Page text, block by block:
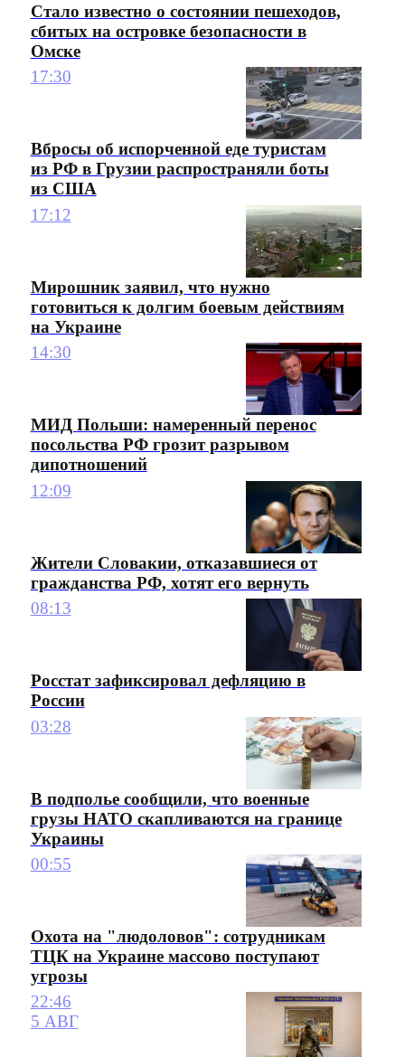
Стало известно о состоянии пешеходов,
сбитых на островке безопасности в
Омске
17:30
Вбросы об испорченной еде туристам
из РФ в Грузии распространяли боты
из США
17:12
Мирошник заявил, что нужно
готовиться к долгим боевым действиям
на Украине
14:30
МИД Польши: намеренный перенос
посольства РФ грозит разрывом
дипотношений
12:09
Жители Словакии, отказавшиеся от
гражданства РФ, хотят его вернуть
08:13
Росстат зафиксировал дефляцию в
России
03:28
В подполье сообщили, что военные
грузы НАТО скапливаются на границе
Украины
00:55
Охота на "людоловов": сотрудникам
ТЦК на Украине массово поступают
угрозы
22:46
5 АВГ